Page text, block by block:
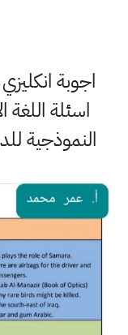
اسئلة اللغة
النموذجية